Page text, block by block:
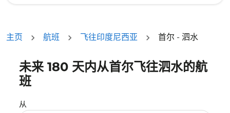
主页 航班 飞往印度尼西亚 首尔 - 泗水
未来 180 天内从首尔飞往泗水的航
班
从
没有符合您的筛选条件的机票。请调整您的筛选条件。